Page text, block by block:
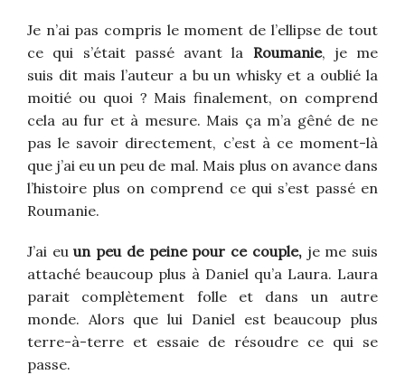
Je n’ai pas compris le moment de l’ellipse de tout
ce qui s’était passé avant la Roumanie, je me
suis dit mais l’auteur a bu un whisky et a oublié la
moitié ou quoi ? Mais finalement, on comprend
cela au fur et à mesure. Mais ça m’a gêné de ne
pas le savoir directement, c’est à ce moment-là
que j’ai eu un peu de mal. Mais plus on avance dans
l’histoire plus on comprend ce qui s’est passé en
Roumanie.
J’ai euun peu de peine pour ce couple,je me suis
attaché beaucoup plus à Daniel qu’a Laura. Laura
parait complètement folle et dans un autre
monde. Alors que lui Daniel est beaucoup plus
terre-à-terre et essaie de résoudre ce qui se
passe.